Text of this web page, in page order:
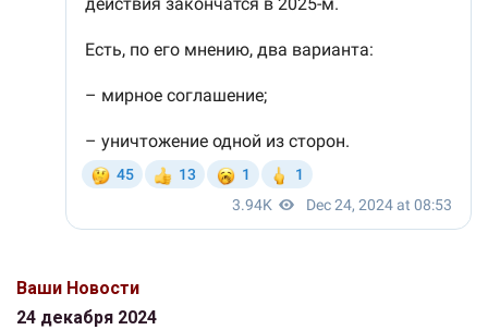
Ваши Новости
24 декабря 2024